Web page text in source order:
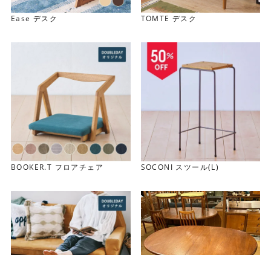
リモートワークにもぴったり
置きやすいサイズです。天板サイズは幅約90cm×奥行
45cmとしっかり確保でき、ワークデスクとしてリモートワ
ークにも使えます。
Ease デスク TOMTE デスク
BOOKER.T フロアチェア SOCONI スツール(L)